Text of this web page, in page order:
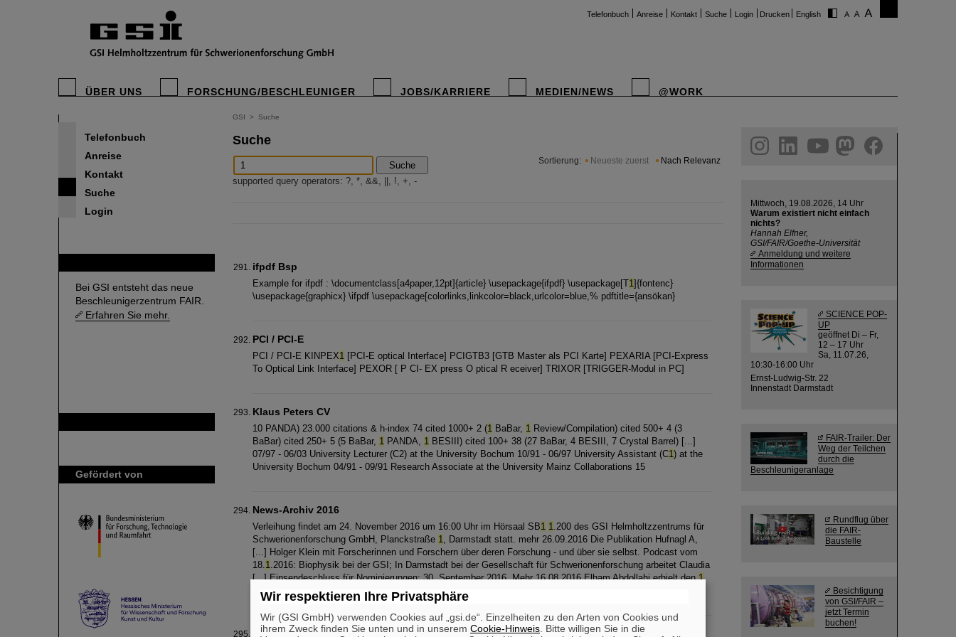
Telefonbuch Anreise Kontakt Suche Login Drucken English
ÜBER UNS FORSCHUNG/BESCHLEUNIGER JOBS/KARRIERE MEDIEN/NEWS @WORK
Telefonbuch
Anreise
Kontakt
Suche
Login
Bei GSI entsteht das neue
Beschleunigerzentrum FAIR.
Erfahren Sie mehr.
Gefördert von
GSI > Suche
Suche
Suche
supported query operators: ?, *, &&, ||, !, +, -
Sortierung: Neueste zuerst Nach Relevanz
ifpdf Bsp
Example for ifpdf : \documentclass[a4paper,12pt]{article} \usepackage{ifpdf} \usepackage[T1]{fontenc}
\usepackage{graphicx} \ifpdf \usepackage[colorlinks,linkcolor=black,urlcolor=blue,% pdftitle={ansökan}
PCI / PCI-E
PCI / PCI-E KINPEX1 [PCI-E optical Interface] PCIGTB3 [GTB Master als PCI Karte] PEXARIA [PCI-Express
To Optical Link Interface] PEXOR [ P CI- EX press O ptical R eceiver] TRIXOR [TRIGGER-Modul in PC]
Klaus Peters CV
10 PANDA) 23.000 citations & h-index 74 cited 1000+ 2 (1 BaBar, 1 Review/Compilation) cited 500+ 4 (3
BaBar) cited 250+ 5 (5 BaBar, 1 PANDA, 1 BESIII) cited 100+ 38 (27 BaBar, 4 BESIII, 7 Crystal Barrel) [...]
07/97 - 06/03 University Lecturer (C2) at the University Bochum 10/91 - 06/97 University Assistant (C1) at the
University Bochum 04/91 - 09/91 Research Associate at the University Mainz Collaborations 15
News-Archiv 2016
Verleihung findet am 24. November 2016 um 16:00 Uhr im Hörsaal SB1 1.200 des GSI Helmholtzzentrums für
Schwerionenforschung GmbH, Planckstraße 1, Darmstadt statt. mehr 26.09.2016 Die Publikation Hufnagl A,
[...] Holger Klein mit Forscherinnen und Forschern über deren Forschung - und über sie selbst. Podcast vom
18.1.2016: Biophysik bei der GSI; In Darmstadt bei der Gesellschaft für Schwerionenforschung arbeitet Claudia
[...] Einsendeschluss für Nominierungen: 30. September 2016. Mehr 16.08.2016 Elham Abdollahi erhielt den1.
Preis für Ihr Poster "Repositing and targeted irradiation of offline preselected single cell nuclei
Veröffentlichungen
helmholtz.social
facebook
Mittwoch, 19.08.2026, 14 Uhr
Warum existiert nicht einfach
nichts?
Hannah Elfner,
GSI/FAIR/Goethe-Universität
Anmeldung und weitere
Informationen
SCIENCE POP-
UP
geöffnet Di – Fr,
12 – 17 Uhr
Sa, 11.07.26,
10:30-16:00 Uhr
Ernst-Ludwig-Str. 22
Innenstadt Darmstadt
FAIR-Trailer: Der
Weg der Teilchen
durch die
Beschleunigeranlage
Rundflug über
die FAIR-
Baustelle
Besichtigung
von GSI/FAIR –
jetzt Termin
buchen!
Wir respektieren Ihre Privatsphäre
Wir (GSI GmbH) verwenden Cookies auf „gsi.de“. Einzelheiten zu den Arten von Cookies und
ihrem Zweck finden Sie unten und in unserem Cookie-Hinweis . Bitte willigen Sie in die